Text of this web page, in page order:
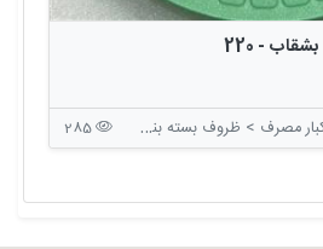
بشقاب - 220
> ظروف بسته بندی بدون درب